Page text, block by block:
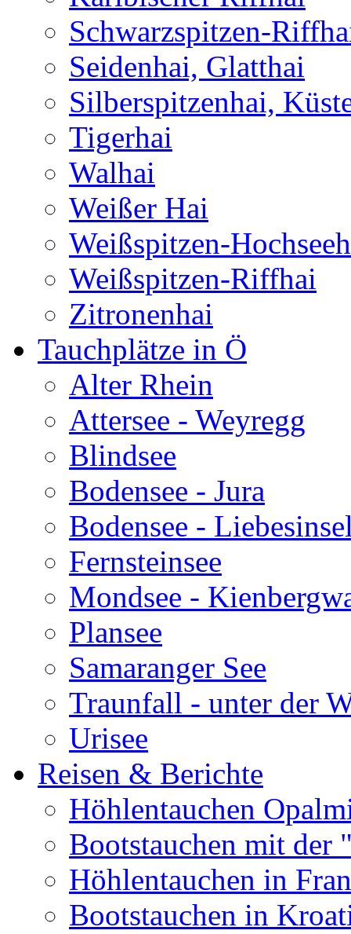
Schwarzspitzen-
Seidenhai, Glatthai
Silberspitzenhai,
Tigerhai
Walhai
Weißer Hai
Weißspitzen-
Weißspitzen-Riffhai
Zitronenhai
Tauchplätze in Ö
Alter Rhein
Attersee - Weyregg
Blindsee
Bodensee - Jura
Bodensee -
Fernsteinsee
Mondsee -
Plansee
Samaranger See
Traunfall - unter der
Urisee
Reisen & Berichte
Höhlentauchen
Bootstauchen mit
Höhlentauchen in
Bootstauchen in